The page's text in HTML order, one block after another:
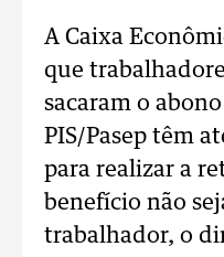
A Caixa
que
sacaram o
PIS/Pasep têm
para realizar a
benefício não
trabalhador, o